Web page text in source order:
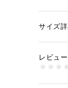
性別：
商品情報
サイズ
レビュー